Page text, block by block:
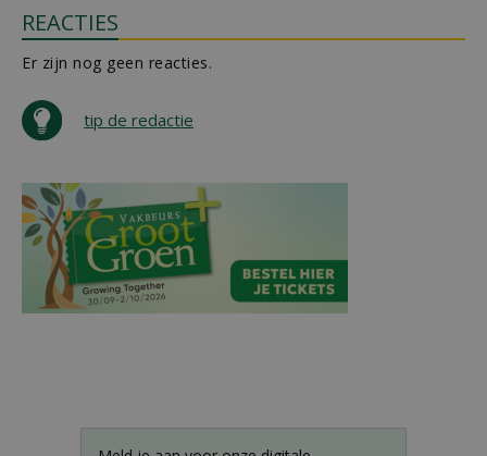
REACTIES
Er zijn nog geen reacties.
tip de redactie